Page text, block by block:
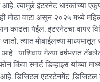
त्यामुळे इंटरनेट धारकांच्या
मोठा वाटा असून २०२५ मध्ये
काढता येईल. इंटरनेटचा वापर
त्यात मोबाईलच्या माध्यमातून
. याशिवाय गेल्या वर्षभरात
किंवा स्मार्ट डिव्हाइस यांच्या
आहे. डिजिटल एंटरटेनमेंट